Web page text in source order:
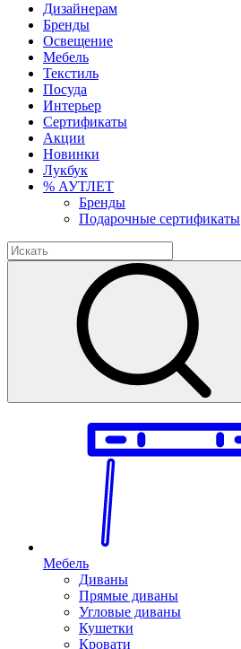
Дизайнерам
Бренды
Освещение
Мебель
Текстиль
Посуда
Интерьер
Сертификаты
Акции
Новинки
Лукбук
% АУТЛЕТ
Бренды
Подарочные сертификаты
Мебель
Диваны
Прямые диваны
Угловые диваны
Кушетки
Кровати